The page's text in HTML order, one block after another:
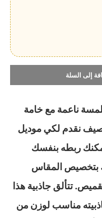
إلى السلة
ناعمة مع خامة
نقدم لكي موديل
ربطه بنفسك
بتخصيص المقاس
تتألق جاذبية هذا
مناسب لوزن من